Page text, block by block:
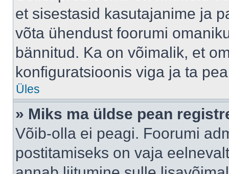
et sisestasid kasutajanime ja
võta ühendust foorumi
bännitud. Ka on võimalik, et
konfiguratsioonis viga ja ta
Üles
» Miks ma üldse pean
Võib-olla ei peagi. Foorumi
postitamiseks on vaja